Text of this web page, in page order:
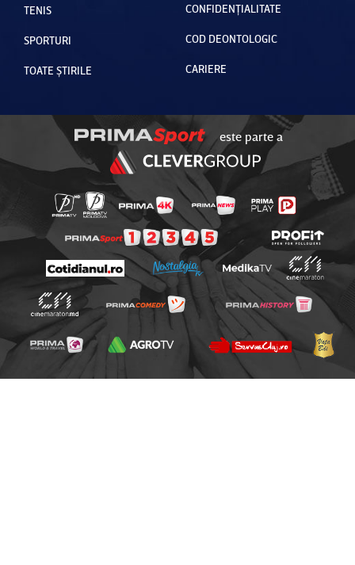
TENIS
SPORTURI
TOATE ȘTIRILE
CONFIDENȚIALITATE
COD DEONTOLOGIC
CARIERE
este parte a